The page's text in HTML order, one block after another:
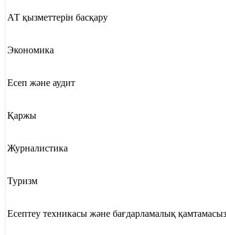
АТ қызметтерін басқару
Экономика
Есеп және аудит
Қаржы
Журналистика
Туризм
Есептеу техникасы және бағдарламалық